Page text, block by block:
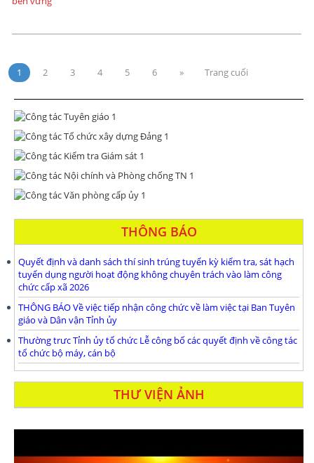
1 2 3 4 5 6 » Trang cuối
THÔNG BÁO
Quyết định và danh sách thí sinh trúng tuyển kỳ kiểm tra, sát hạch
tuyển dụng người hoạt động không chuyên trách vào làm công
chức cấp xã 2026
THÔNG BÁO Về việc tiếp nhận công chức về làm việc tại Ban Tuyên
giáo và Dân vận Tỉnh ủy
Thường trưc Tỉnh ủy tổ chức Lễ công bố các quyết định về công tác
tổ chức bộ máy, cán bộ
THƯ VIỆN ẢNH